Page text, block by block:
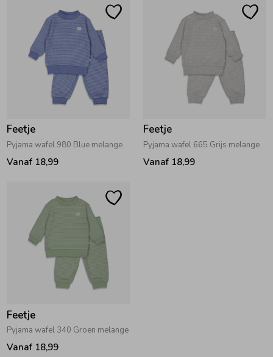
Feetje
Pyjama wafel 980 Blue melange
Vanaf 18,99
Feetje
Pyjama wafel 665 Grijs melange
Vanaf 18,99
Feetje
Pyjama wafel 340 Groen melange
Vanaf 18,99